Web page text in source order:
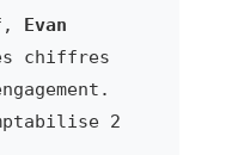
Evan
chiffres
2